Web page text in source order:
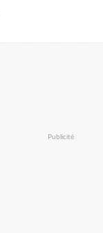
Publicité